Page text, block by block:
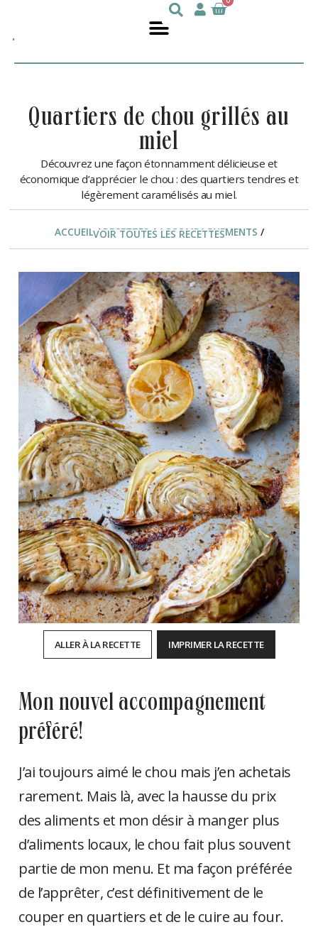
quartiers de chou grillés au
miel
Découvrez une façon étonnamment délicieuse et
économique d’apprécier le chou : des quartiers tendres et
légèrement caramélisés au miel.
ACCUEIL/RECETTES/ ACCOMPAGNEMENTS /
VOIR TOUTES LES RECETTES
ALLER À LA RECETTE IMPRIMER LA RECETTE
mon nouvel accompagnement
préféré!
J’ai toujours aimé le chou mais j’en achetais
rarement. Mais là, avec la hausse du prix
des aliments et mon désir à manger plus
d’aliments locaux, le chou fait plus souvent
partie de mon menu. Et ma façon préférée
de l’apprêter, c’est définitivement de le
couper en quartiers et de le cuire au four.